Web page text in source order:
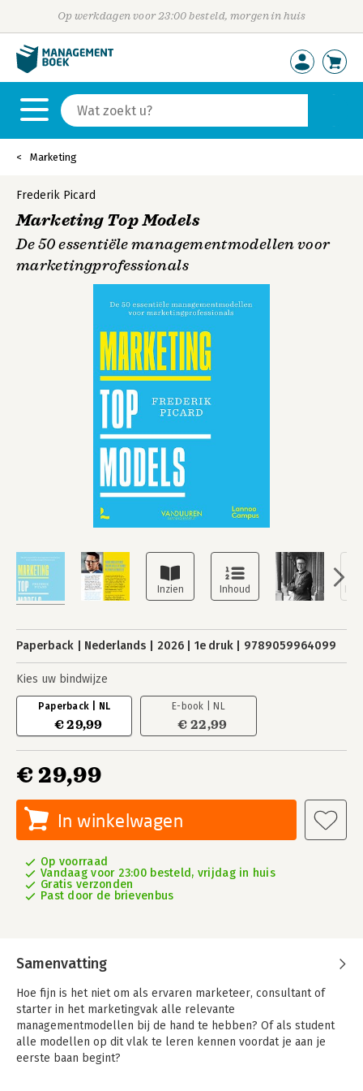
Op werkdagen voor 23:00 besteld, morgen in huis
Marketing
Frederik Picard
Marketing Top Models
De 50 essentiële managementmodellen voor
marketingprofessionals
Paperback Nederlands 2026 1e druk 9789059964099
Kies uw bindwijze
Paperback | NL
€ 29,99
E-book | NL
€ 22,99
€ 29,99
In winkelwagen
Op voorraad
Vandaag voor 23:00 besteld, vrijdag in huis
Gratis verzonden
Past door de brievenbus
Samenvatting
Hoe fijn is het niet om als ervaren marketeer, consultant of
starter in het marketingvak alle relevante
managementmodellen bij de hand te hebben? Of als student
alle modellen op dit vlak te leren kennen voordat je aan je
eerste baan begint?